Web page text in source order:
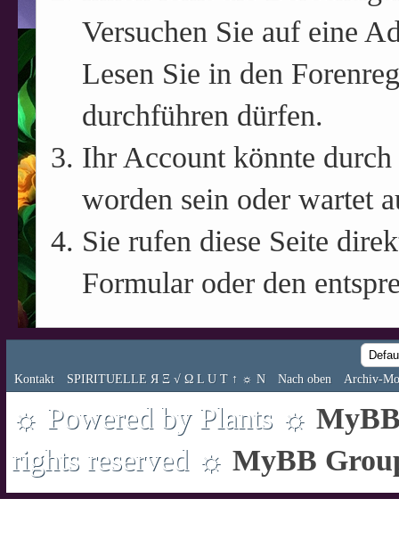
Versuchen Sie auf eine
Lesen Sie in den
durchführen dürfen.
Ihr Account könnte
worden sein oder wartet
Sie rufen diese Seite
Formular oder den
Kontakt SPIRITUELLE Я Ξ √ Ω L U T ↑ ☼ N Nach oben Archiv-
☼ Powered by Plants ☼
rights reserved ☼ MyBB